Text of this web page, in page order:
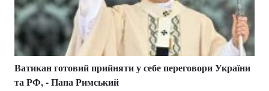
Ватикан готовий прийняти у себе переговори України
та РФ, - Папа Римський